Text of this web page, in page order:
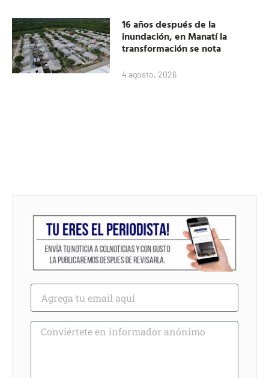
16 años después de la
inundación, en Manatí la
transformación se nota
4 agosto, 2026